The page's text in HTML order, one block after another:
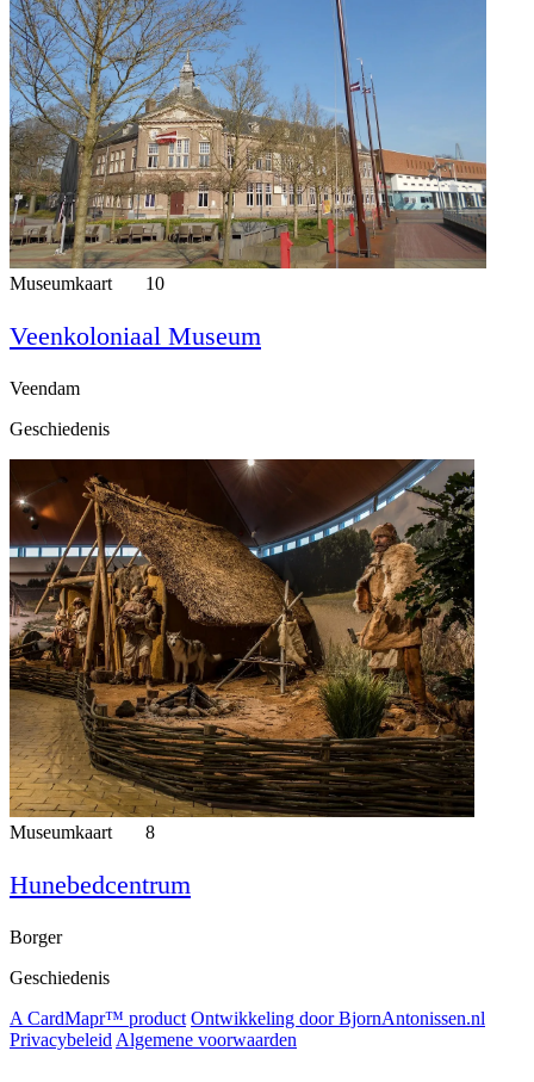
Museumkaart 10
Veenkoloniaal Museum
Veendam
Geschiedenis
Museumkaart 8
Hunebedcentrum
Borger
Geschiedenis
A CardMapr™ product Ontwikkeling door BjornAntonissen.nl
Privacybeleid Algemene voorwaarden